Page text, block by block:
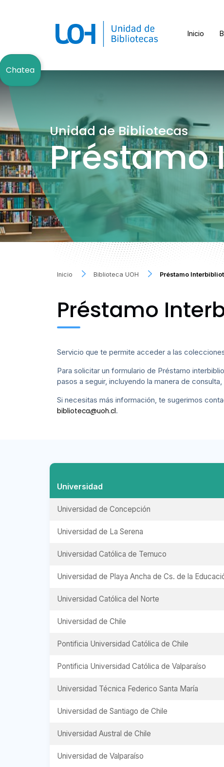
Inicio
Unidad de Bibliotecas
Inicio Biblioteca UOH Préstamo
Préstamo
Servicio que te permite acceder a las
Para solicitar un formulario de Préstamo
pasos a seguir, incluyendo la manera de
Si necesitas más información, te sugerimos
biblioteca@uoh.cl.
Universidad
Universidad de Concepción
Universidad de La Serena
Universidad Católica de Temuco
Universidad de Playa Ancha de Cs. de la
Universidad Católica del Norte
Universidad de Chile
Pontificia Universidad Católica de Chile
Pontificia Universidad Católica de Valparaíso
Universidad Técnica Federico Santa María
Universidad de Santiago de Chile
Universidad Austral de Chile
Universidad de Valparaíso
Chatea